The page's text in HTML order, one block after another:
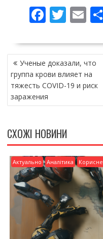
F
e
b
o
o
k
T
itt
er
E
ai
l
НАВІГАЦІЯ
ЗАПИСІВ
Ученые доказали, что
группа крови влияет на
тяжесть COVID-19 и риск
заражения
СХОЖІ НОВИНИ
Актуально Аналітика Корисне